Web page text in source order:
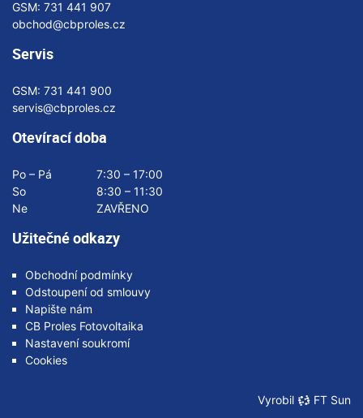
GSM: 731 441 907
obchod@cbproles.cz
Servis
GSM: 731 441 900
servis@cbproles.cz
Otevírací doba
Po – Pá
7:30 – 17:00
So
8:30 – 11:30
Ne
ZAVŘENO
Užitečné odkazy
Obchodní podmínky
Odstoupení od smlouvy
Napište nám
CB Proles Fotovoltaika
Nastavení soukromí
Cookies
Vyrobil FT Sun